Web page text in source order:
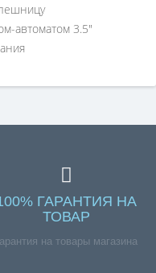
автоматом 3.5"
ГАРАНТИЯ НА
ТОВАР
на товары магазина